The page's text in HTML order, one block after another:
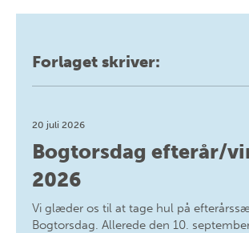
Forlaget skriver:
20 juli 2026
Bogtorsdag efterår/
2026
Vi glæder os til at tage hul på
Bogtorsdag. Allerede den 10.